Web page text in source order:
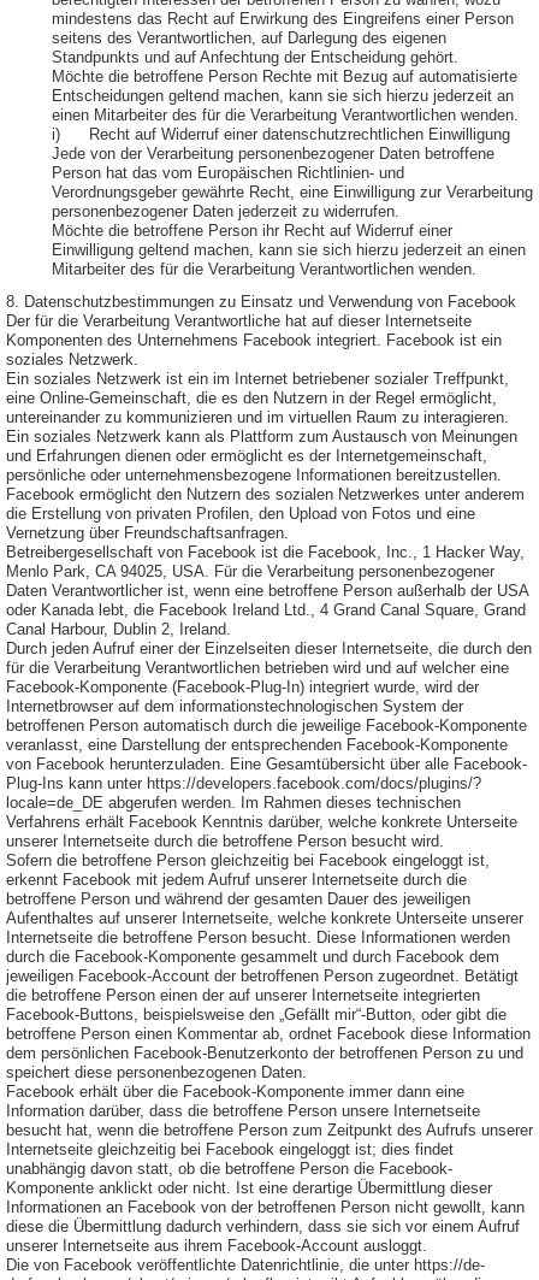
mindestens das Recht auf Erwirkung des Eingreifens einer Person
seitens des Verantwortlichen, auf Darlegung des eigenen
Standpunkts und auf Anfechtung der Entscheidung gehört.
Möchte die betroffene Person Rechte mit Bezug auf automatisierte
Entscheidungen geltend machen, kann sie sich hierzu jederzeit an
einen Mitarbeiter des für die Verarbeitung Verantwortlichen wenden.
i) Recht auf Widerruf einer datenschutzrechtlichen Einwilligung
Jede von der Verarbeitung personenbezogener Daten betroffene
Person hat das vom Europäischen Richtlinien- und
Verordnungsgeber gewährte Recht, eine Einwilligung zur Verarbeitung
personenbezogener Daten jederzeit zu widerrufen.
Möchte die betroffene Person ihr Recht auf Widerruf einer
Einwilligung geltend machen, kann sie sich hierzu jederzeit an einen
Mitarbeiter des für die Verarbeitung Verantwortlichen wenden.
8. Datenschutzbestimmungen zu Einsatz und Verwendung von Facebook
Der für die Verarbeitung Verantwortliche hat auf dieser Internetseite
Komponenten des Unternehmens Facebook integriert. Facebook ist ein
soziales Netzwerk.
Ein soziales Netzwerk ist ein im Internet betriebener sozialer Treffpunkt,
eine Online-Gemeinschaft, die es den Nutzern in der Regel ermöglicht,
untereinander zu kommunizieren und im virtuellen Raum zu interagieren.
Ein soziales Netzwerk kann als Plattform zum Austausch von Meinungen
und Erfahrungen dienen oder ermöglicht es der Internetgemeinschaft,
persönliche oder unternehmensbezogene Informationen bereitzustellen.
Facebook ermöglicht den Nutzern des sozialen Netzwerkes unter anderem
die Erstellung von privaten Profilen, den Upload von Fotos und eine
Vernetzung über Freundschaftsanfragen.
Betreibergesellschaft von Facebook ist die Facebook, Inc., 1 Hacker Way,
Menlo Park, CA 94025, USA. Für die Verarbeitung personenbezogener
Daten Verantwortlicher ist, wenn eine betroffene Person außerhalb der USA
oder Kanada lebt, die Facebook Ireland Ltd., 4 Grand Canal Square, Grand
Canal Harbour, Dublin 2, Ireland.
Durch jeden Aufruf einer der Einzelseiten dieser Internetseite, die durch den
für die Verarbeitung Verantwortlichen betrieben wird und auf welcher eine
Facebook-Komponente (Facebook-Plug-In) integriert wurde, wird der
Internetbrowser auf dem informationstechnologischen System der
betroffenen Person automatisch durch die jeweilige Facebook-Komponente
veranlasst, eine Darstellung der entsprechenden Facebook-Komponente
von Facebook herunterzuladen. Eine Gesamtübersicht über alle Facebook-
Plug-Ins kann unter https://developers.facebook.com/docs/plugins/?
locale=de_DE abgerufen werden. Im Rahmen dieses technischen
Verfahrens erhält Facebook Kenntnis darüber, welche konkrete Unterseite
unserer Internetseite durch die betroffene Person besucht wird.
Sofern die betroffene Person gleichzeitig bei Facebook eingeloggt ist,
erkennt Facebook mit jedem Aufruf unserer Internetseite durch die
betroffene Person und während der gesamten Dauer des jeweiligen
Aufenthaltes auf unserer Internetseite, welche konkrete Unterseite unserer
Internetseite die betroffene Person besucht. Diese Informationen werden
durch die Facebook-Komponente gesammelt und durch Facebook dem
jeweiligen Facebook-Account der betroffenen Person zugeordnet. Betätigt
die betroffene Person einen der auf unserer Internetseite integrierten
Facebook-Buttons, beispielsweise den „Gefällt mir“-Button, oder gibt die
betroffene Person einen Kommentar ab, ordnet Facebook diese Information
dem persönlichen Facebook-Benutzerkonto der betroffenen Person zu und
speichert diese personenbezogenen Daten.
Facebook erhält über die Facebook-Komponente immer dann eine
Information darüber, dass die betroffene Person unsere Internetseite
besucht hat, wenn die betroffene Person zum Zeitpunkt des Aufrufs unserer
Internetseite gleichzeitig bei Facebook eingeloggt ist; dies findet
unabhängig davon statt, ob die betroffene Person die Facebook-
Komponente anklickt oder nicht. Ist eine derartige Übermittlung dieser
Informationen an Facebook von der betroffenen Person nicht gewollt, kann
diese die Übermittlung dadurch verhindern, dass sie sich vor einem Aufruf
unserer Internetseite aus ihrem Facebook-Account ausloggt.
Die von Facebook veröffentlichte Datenrichtlinie, die unter https://de-